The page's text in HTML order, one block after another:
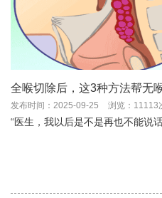
全喉切除后，这3种方法帮无
发布时间：2025-09-25 浏览：11113
“医生，我以后是不是再也不能说话